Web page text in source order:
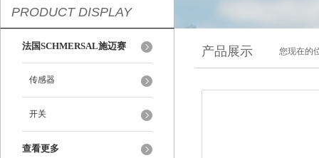
PRODUCT DISPLAY
法国SCHMERSAL施迈赛
传感器
开关
查看更多
产品展示 您现在的